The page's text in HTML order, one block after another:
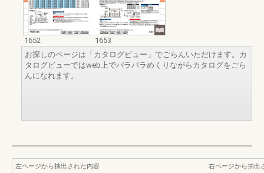
1652
1653
お探しのページは「カタログビュー」でごらんいただけます。カ
タログビューではweb上でパラパラめくりながらカタログをごら
んになれます。
左ページから抽出された内容
右ページから抽出